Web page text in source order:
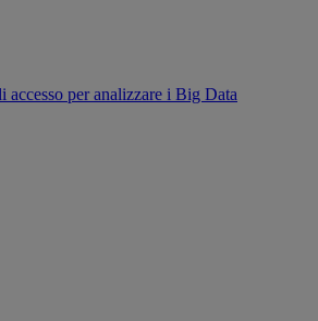
per analizzare i Big Data